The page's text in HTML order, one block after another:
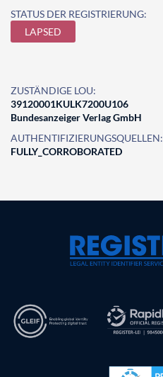
STATUS DER REGISTRIERUNG:
LAPSED
ZUSTÄNDIGE LOU:
39120001KULK7200U106
Bundesanzeiger Verlag GmbH
AUTHENTIFIZIERUNGSQUELLEN:
FULLY_CORROBORATED